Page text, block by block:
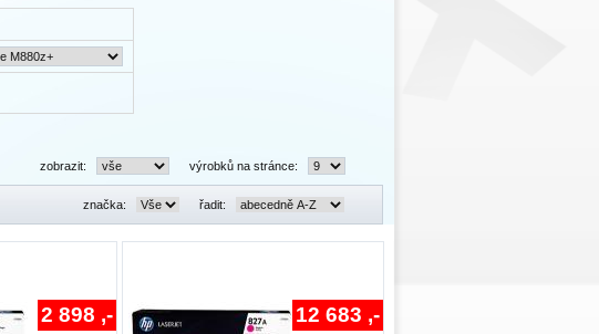
zobrazit: výrobků na stránce:
značka: řadit:
2 898 ,- 12 683 ,-